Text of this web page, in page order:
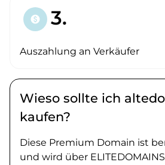
paid 3.
Auszahlung an Verkäufer
Wieso sollte ich
kaufen?
Diese Premium Domain ist
und wird über